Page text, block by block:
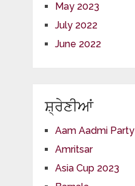
May 2023
July 2022
June 2022
ਸ਼੍ਰੇਣੀਆਂ
Aam Aadmi Party
Amritsar
Asia Cup 2023